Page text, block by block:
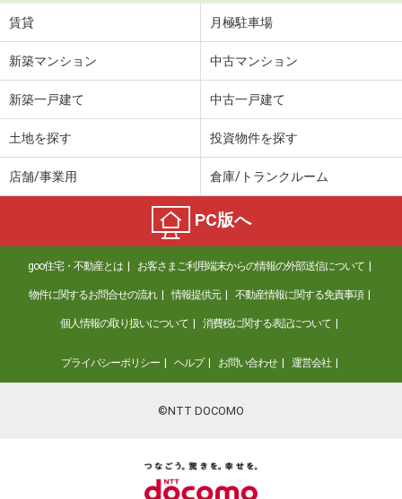
賃貸 月極駐車場
新築マンション 中古マンション
新築一戸建て 中古一戸建て
土地を探す 投資物件を探す
店舗/事業用 倉庫/トランクルーム
PC版へ
goo住宅・不動産とは お客さまご利用端末からの情報の外部送信について
物件に関するお問合せの流れ 情報提供元 不動産情報に関する免責事項
個人情報の取り扱いについて 消費税に関する表記について
プライバシーポリシー ヘルプ お問い合わせ 運営会社
©NTT DOCOMO